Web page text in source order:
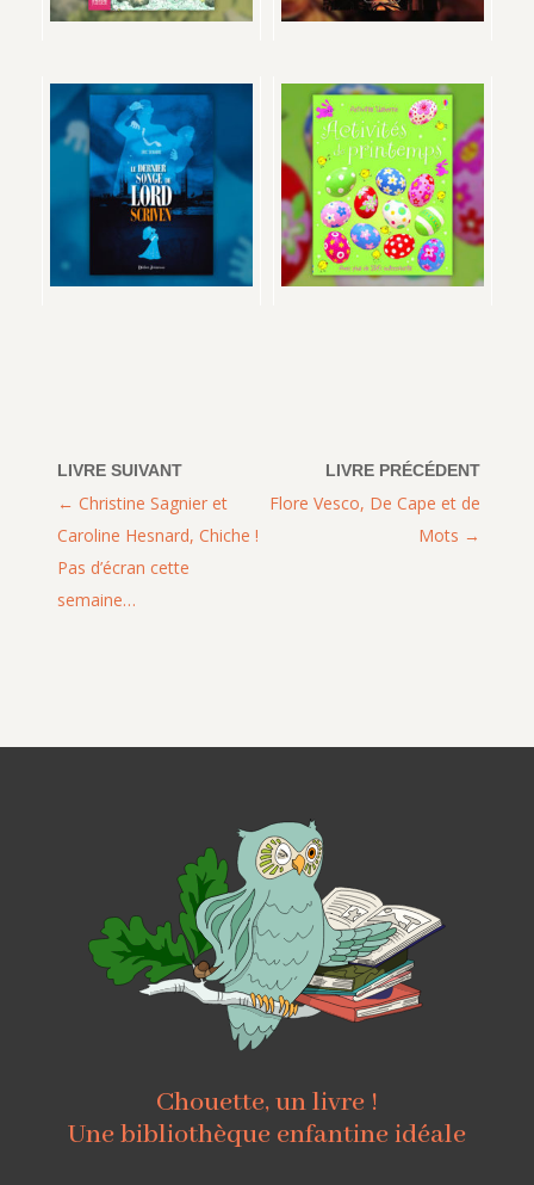
Flore Vesco, De Cape et de
Mots
Christine Sagnier et
Caroline Hesnard, Chiche !
Pas d’écran cette
semaine…
Chouette, un livre !
Une bibliothèque enfantine idéale